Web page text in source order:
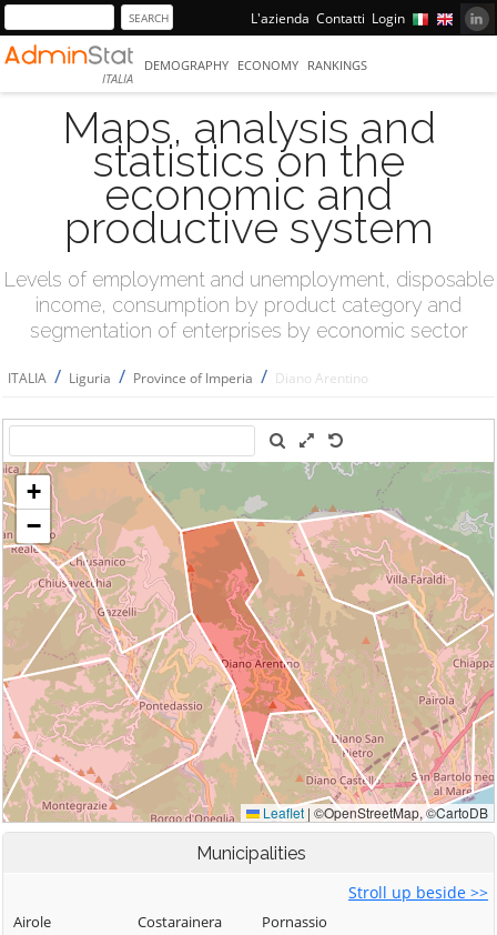
L'azienda Contatti Login
ITALIA
DEMOGRAPHY ECONOMY RANKINGS
Maps, analysis and
statistics on the
economic and
productive system
Levels of employment and unemployment, disposable
income, consumption by product category and
segmentation of enterprises by economic sector
ITALIA / Liguria / Province of Imperia / Diano Arentino
Municipalities
Stroll up beside >>
Airole
Costarainera
Pornassio